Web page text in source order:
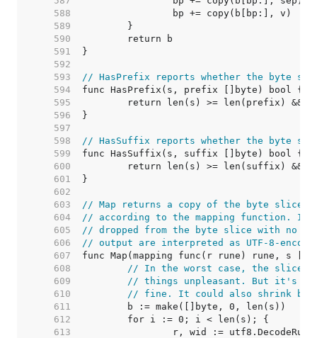
   588
   589
   590
   591
   592
   593
// HasPrefix reports whether the byte
   594
   595
   596
   597
   598
// HasSuffix reports whether the byte
   599
   600
   601
   602
   603
// Map returns a copy of the byte slice
   604
// according to the mapping function. If
   605
// dropped from the byte slice with no
   606
// output are interpreted as UTF-8-
   607
   608
// In the worst case, the slice can
   609
// things unpleasant. But it's so
   610
// fine. It could also shrink
   611
   612
   613